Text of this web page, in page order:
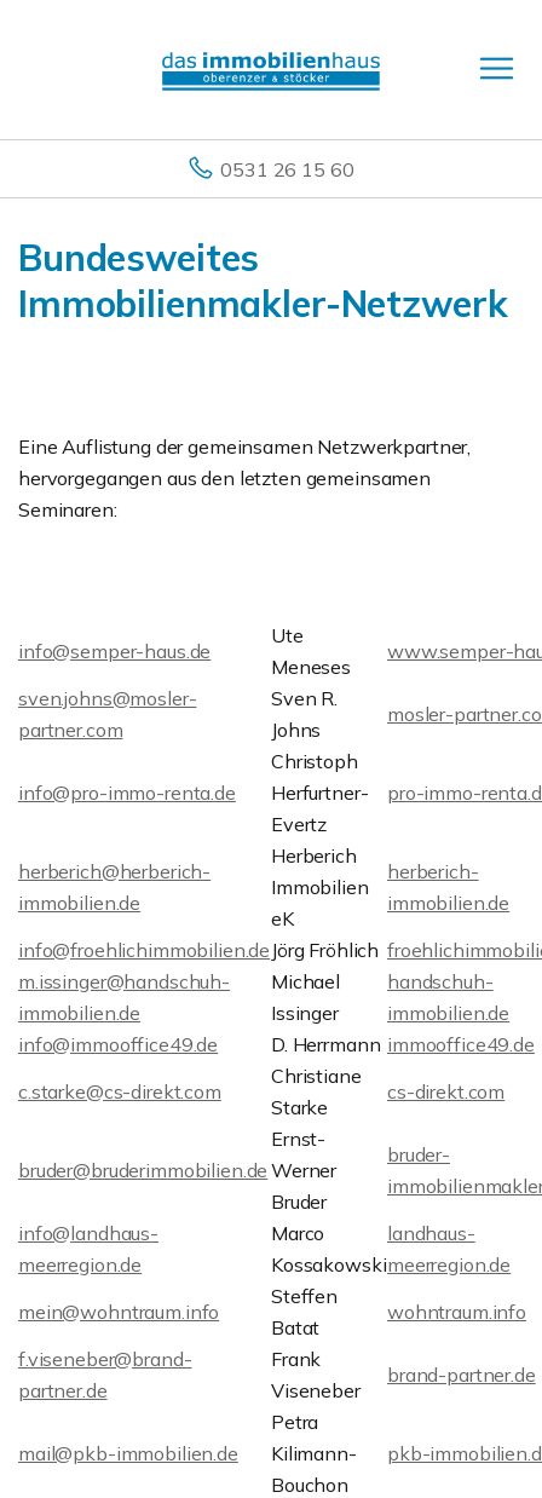
0531 26 15 60
Bundesweites
Immobilienmakler-Netzwerk
Eine Auflistung der gemeinsamen Netzwerkpartner,
hervorgegangen aus den letzten gemeinsamen
Seminaren:
info@semper-haus.de
Ute
Meneses
www.semper-
sven.johns@mosler-
partner.com
Sven R.
Johns
mosler-
info@pro-immo-renta.de
Christoph
Herfurtner-
Evertz
pro-immo-
herberich@herberich-
immobilien.de
Herberich
Immobilien
eK
herberich-
immobilien.de
info@froehlichimmobilien.de Jörg Fröhlich
m.issinger@handschuh-
immobilien.de
Michael
Issinger
handschuh-
immobilien.de
info@immooffice49.de
D. Herrmann immooffice49.de
c.starke@cs-direkt.com
Christiane
Starke
cs-direkt.com
bruder@bruderimmobilien.de
Ernst-
Werner
Bruder
bruder-
info@landhaus-
meerregion.de
Marco
Kossakowski
landhaus-
meerregion.de
mein@wohntraum.info
Steffen
Batat
wohntraum.info
f.viseneber@brand-
partner.de
Frank
Viseneber
brand-partner.de
mail@pkb-immobilien.de
Petra
Kilimann-
Bouchon
pkb-